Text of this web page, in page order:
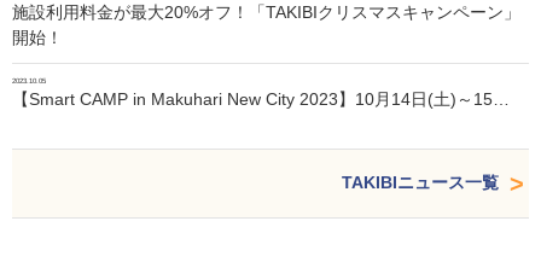
施設利用料金が最大20%オフ！「TAKIBIクリスマスキャンペーン」
開始！
2023.10.05
【Smart CAMP in Makuhari New City 2023】10月14日(土)～15…
TAKIBIニュース一覧